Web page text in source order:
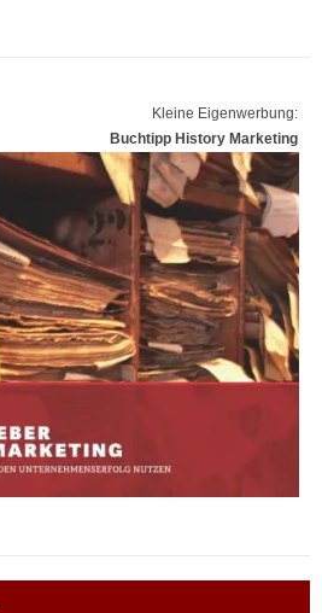
Kleine Eigenwerbung:
Buchtipp History Marketing